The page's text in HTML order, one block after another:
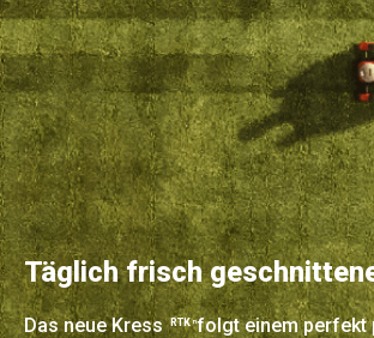
Täglich frisch
Das neue Kress RTK n
folgt einem perfekt